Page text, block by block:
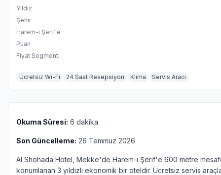
Yıldız
Şehir
Harem-i Şerif'e
Puan
Fiyat Segmenti
Ücretsiz Wi-Fi 24 Saat Resepsiyon Klima Servis Aracı
Okuma Süresi: 6 dakika
Son Güncelleme: 26 Temmuz 2026
Al Shohada Hotel, Mekke'de Harem-i Şerif'e 600 metre
konumlanan 3 yıldızlı ekonomik bir oteldir. Ücretsiz servis